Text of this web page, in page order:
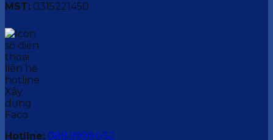
MST: 0315221450
Hotline: 088.9999.032